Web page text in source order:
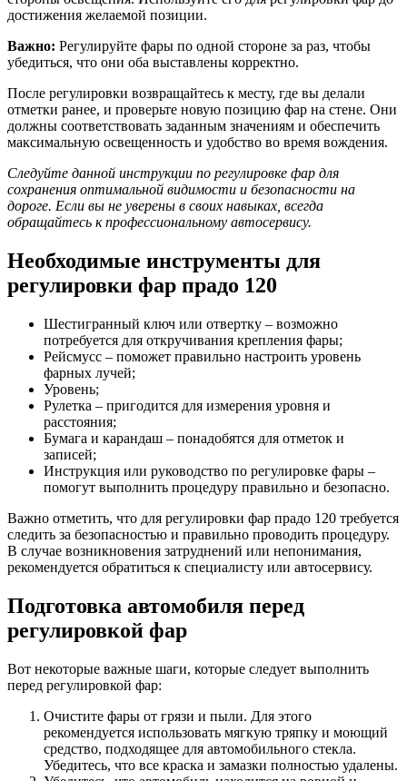
достижения желаемой позиции.
Важно: Регулируйте фары по одной стороне за раз, чтобы
убедиться, что они оба выставлены корректно.
После регулировки возвращайтесь к месту, где вы делали
отметки ранее, и проверьте новую позицию фар на стене. Они
должны соответствовать заданным значениям и обеспечить
максимальную освещенность и удобство во время вождения.
Следуйте данной инструкции по регулировке фар для
сохранения оптимальной видимости и безопасности на
дороге. Если вы не уверены в своих навыках, всегда
обращайтесь к профессиональному автосервису.
Необходимые инструменты для
регулировки фар прадо 120
Шестигранный ключ или отвертку – возможно
потребуется для откручивания крепления фары;
Рейсмусс – поможет правильно настроить уровень
фарных лучей;
Уровень;
Рулетка – пригодится для измерения уровня и
расстояния;
Бумага и карандаш – понадобятся для отметок и
записей;
Инструкция или руководство по регулировке фары –
помогут выполнить процедуру правильно и безопасно.
Важно отметить, что для регулировки фар прадо 120 требуется
следить за безопасностью и правильно проводить процедуру.
В случае возникновения затруднений или непонимания,
рекомендуется обратиться к специалисту или автосервису.
Подготовка автомобиля перед
регулировкой фар
Вот некоторые важные шаги, которые следует выполнить
перед регулировкой фар:
Очистите фары от грязи и пыли. Для этого
рекомендуется использовать мягкую тряпку и моющий
средство, подходящее для автомобильного стекла.
Убедитесь, что все краска и замазки полностью удалены.